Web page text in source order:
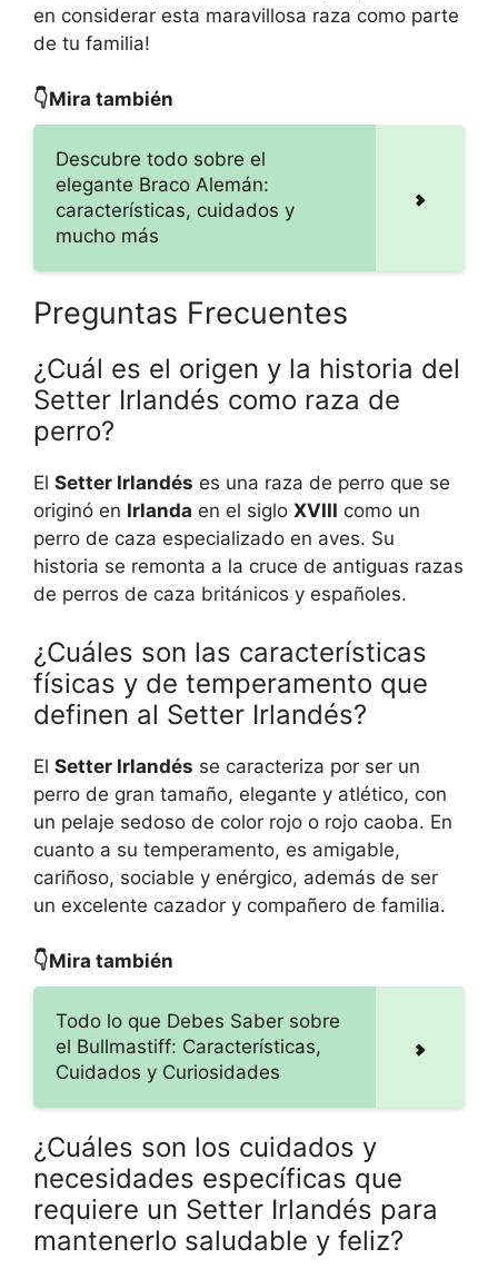
en considerar esta maravillosa raza como parte
de tu familia!
👇Mira también
Descubre todo sobre el
elegante Braco Alemán:
características, cuidados y
mucho más
Preguntas Frecuentes
¿Cuál es el origen y la historia del
Setter Irlandés como raza de
perro?
El Setter Irlandés es una raza de perro que se
originó en Irlanda en el siglo XVIII como un
perro de caza especializado en aves. Su
historia se remonta a la cruce de antiguas razas
de perros de caza británicos y españoles.
¿Cuáles son las características
físicas y de temperamento que
definen al Setter Irlandés?
El Setter Irlandés se caracteriza por ser un
perro de gran tamaño, elegante y atlético, con
un pelaje sedoso de color rojo o rojo caoba. En
cuanto a su temperamento, es amigable,
cariñoso, sociable y enérgico, además de ser
un excelente cazador y compañero de familia.
👇Mira también
Todo lo que Debes Saber sobre
el Bullmastiff: Características,
Cuidados y Curiosidades
¿Cuáles son los cuidados y
necesidades específicas que
requiere un Setter Irlandés para
mantenerlo saludable y feliz?